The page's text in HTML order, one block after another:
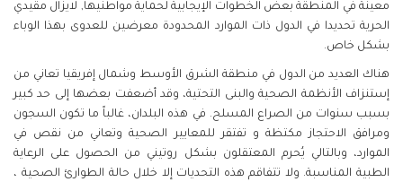
معينة في المنطقة بعض الخطوات الإيجابية لحماية مواطنيها, لايزال مقيدي
الحرية تحديدا في الدول ذات الموارد المحدودة معرضين للعدوى بهذا الوباء
بشكل خاص.
هناك العديد من الدول في منطقة الشرق الأوسط وشمال إفريقيا تعاني من
إستنزاف الأنظمة الصحية والبنى التحتية، وقد أضعفت بعضها إلى حد كبير
بسبب سنوات من الصراع المسلح. في هذه البلدان، غالباً ما تكون السجون
ومرافق الاحتجاز مكتظة و تفتقر للمعايير الصحية وتعاني من نقص في
الموارد، وبالتالي يُحرم المعتقلون بشكل روتيني من الحصول على الرعاية
الطبية المناسبة. ولا تتفاقم هذه التحديات إلا خلال حالة الطوارئ الصحية ،